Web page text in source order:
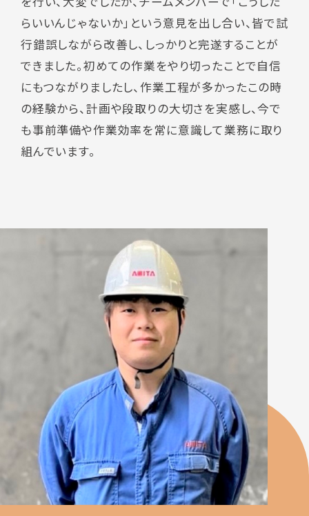
らいいんじゃないか」という意見を出し合い、皆で試
行錯誤しながら改善し、しっかりと完遂することが
できました。初めての作業をやり切ったことで自信
にもつながりましたし、作業工程が多かったこの時
の経験から、計画や段取りの大切さを実感し、今で
も事前準備や作業効率を常に意識して業務に取り
組んでいます。